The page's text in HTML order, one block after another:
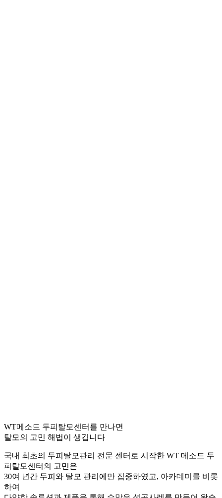
WT메소드 두피탈모센터를 만나면
탈모의 고민 해법이 생깁니다
국내 최초의 두피탈모관리 전문 센터로 시작한 WT 메소드 두
피탈모센터의 고민은
30여 년간 두피와 탈모 관리에만 집중하였고, 아카데미를 비롯
하여